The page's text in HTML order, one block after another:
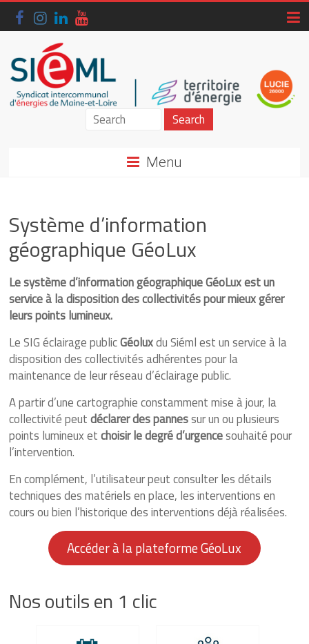
Skip
content
intercommunal
d'énergies
de
Maine-
et-
Loire
Energique
et
lumineux
depuis
1925
Menu
Système d’information
géographique GéoLux
Le système d’information géographique GéoLux est un
service à la disposition des collectivités pour mieux gérer
leurs points lumineux.
Le SIG éclairage publicGéoluxdu Siéml est un service à la
disposition des collectivités adhérentes pour la
maintenance de leur réseau d’éclairage public.
A partir d’une cartographie constamment mise à jour, la
collectivité peutdéclarer des pannessur un ou plusieurs
points lumineux etchoisir le degré d’urgencesouhaité pour
l’intervention.
En complément, l’utilisateur peut consulter les détails
techniques des matériels en place, les interventions en
cours ou bien l’historique des interventions déjà réalisées.
Accéder à la plateforme GéoLux
Nos outils en 1 clic